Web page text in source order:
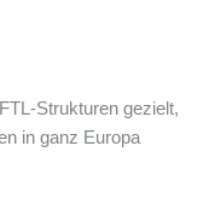
Strukturen gezielt,
in ganz Europa